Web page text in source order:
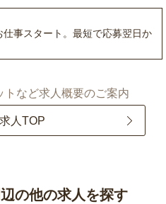
仕事スタート。最短で応募翌日か
など求人概要のご案内
人TOP
の他の求人を探す